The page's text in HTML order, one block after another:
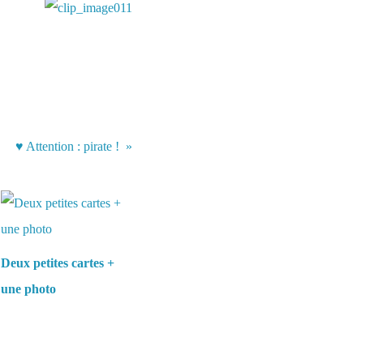
♥ Attention : pirate !
Deux petites cartes +
une photo